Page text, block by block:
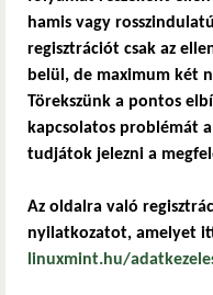
hamis vagy
regisztrációt csak az
belül, de maximum két
Törekszünk a pontos
kapcsolatos problémát a
tudjátok jelezni a
Az oldalra való
nyilatkozatot, amelyet
linuxmint.hu/